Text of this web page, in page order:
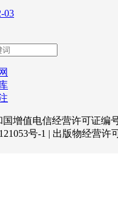
03
增值电信经营许可证编
号-1 | 出版物经营许